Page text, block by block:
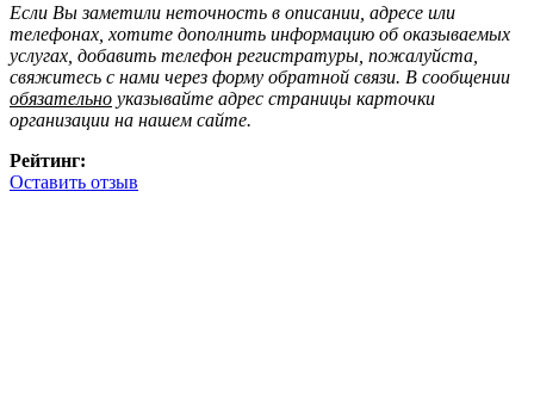
Если Вы заметили неточность в описании, адресе или
телефонах, хотите дополнить информацию об оказываемых
услугах, добавить телефон регистратуры, пожалуйста,
свяжитесь с нами через форму обратной связи. В сообщении
обязательно указывайте адрес страницы карточки
организации на нашем сайте.
Рейтинг:
Оставить отзыв